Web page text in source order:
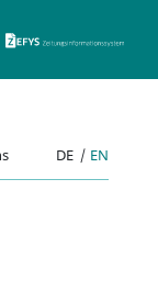
DE | EN